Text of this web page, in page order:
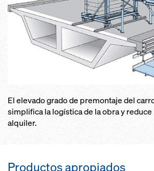
El elevado grado de premontaje del
simplifica la logística de la obra y reduce
alquiler.
Productos apropiados